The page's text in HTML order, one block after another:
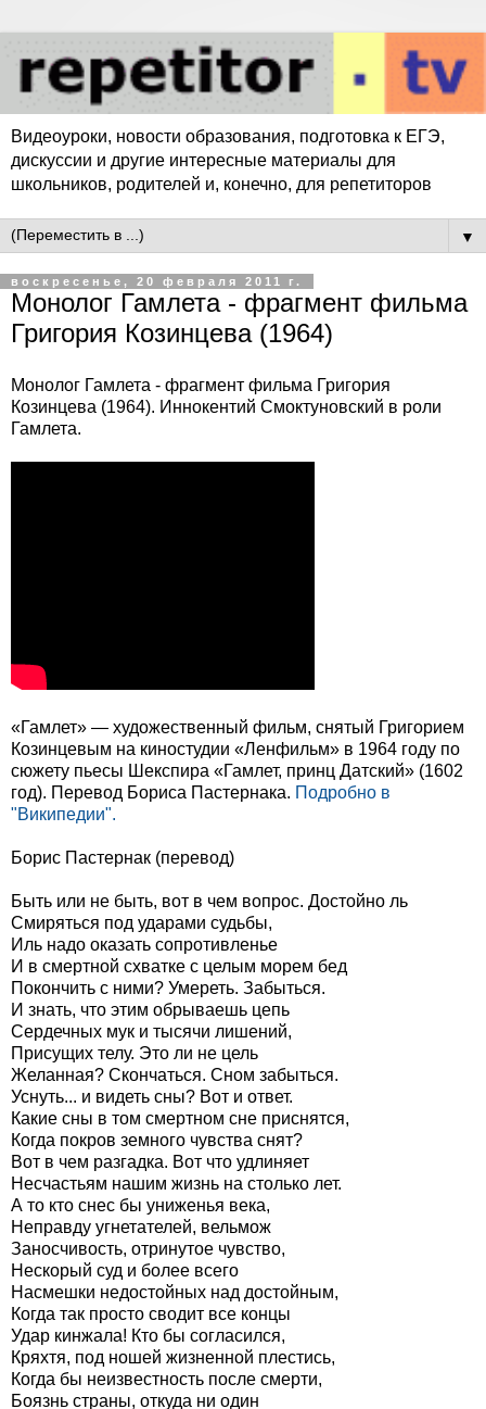
Видеоуроки, новости образования, подготовка к ЕГЭ,
дискуссии и другие интересные материалы для
школьников, родителей и, конечно, для репетиторов
▼
воскресенье, 20 февраля 2011 г.
Монолог Гамлета - фрагмент фильма
Григория Козинцева (1964)
Монолог Гамлета - фрагмент фильма Григория
Козинцева (1964). Иннокентий Смоктуновский в роли
Гамлета.
«Гамлет» — художественный фильм, снятый Григорием
Козинцевым на киностудии «Ленфильм» в 1964 году по
сюжету пьесы Шекспира «Гамлет, принц Датский» (1602
год). Перевод Бориса Пастернака. Подробно в
"Википедии".
Борис Пастернак (перевод)
Быть или не быть, вот в чем вопрос. Достойно ль
Смиряться под ударами судьбы,
Иль надо оказать сопротивленье
И в смертной схватке с целым морем бед
Покончить с ними? Умереть. Забыться.
И знать, что этим обрываешь цепь
Сердечных мук и тысячи лишений,
Присущих телу. Это ли не цель
Желанная? Скончаться. Сном забыться.
Уснуть... и видеть сны? Вот и ответ.
Какие сны в том смертном сне приснятся,
Когда покров земного чувства снят?
Вот в чем разгадка. Вот что удлиняет
Несчастьям нашим жизнь на столько лет.
А то кто снес бы униженья века,
Неправду угнетателей, вельмож
Заносчивость, отринутое чувство,
Нескорый суд и более всего
Насмешки недостойных над достойным,
Когда так просто сводит все концы
Удар кинжала! Кто бы согласился,
Кряхтя, под ношей жизненной плестись,
Когда бы неизвестность после смерти,
Боязнь страны, откуда ни один